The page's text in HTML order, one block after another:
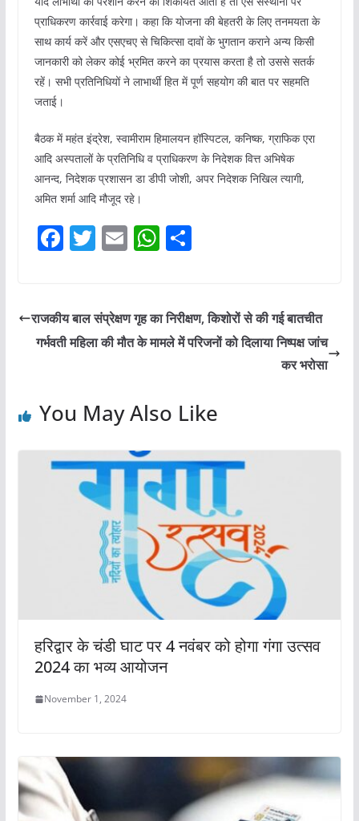
प्राधिकरण कार्रवाई करेगा। कहा कि योजना की बेहतरी के लिए तनमयता के
साथ कार्य करें और एसएचए से चिकित्सा दावों के भुगतान कराने अन्य किसी
जानकारी को लेकर कोई भ्रमित करने का प्रयास करता है तो उससे सतर्क
रहें। सभी प्रतिनिधियों ने लाभार्थी हित में पूर्ण सहयोग की बात पर सहमति
जताई।
बैठक में महंत इंद्रेश, स्वामीराम हिमालयन हॉस्पिटल, कनिष्क, ग्राफिक एरा
आदि अस्पतालों के प्रतिनिधि व प्राधिकरण के निदेशक वित्त अभिषेक
आनन्द, निदेशक प्रशासन डा डीपी जोशी, अपर निदेशक निखिल त्यागी,
अमित शर्मा आदि मौजूद रहे।
F
e
b
k
T
er
E
l
W
s
A
S
e
राजकीय बाल संप्रेक्षण गृह का निरीक्षण, किशोरों से की गई बातचीत
गर्भवती महिला की मौत के मामले में परिजनों को दिलाया निष्पक्ष जांच
कर भरोसा
You May Also Like
हरिद्वार के चंडी घाट पर 4 नवंबर को होगा गंगा उत्सव
2024 का भव्य आयोजन
November 1, 2024